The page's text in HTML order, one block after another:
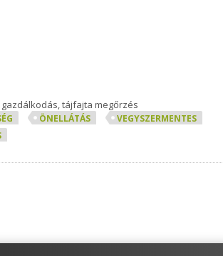
tájfajta megőrzés
ÖNELLÁTÁS
VEGYSZERMENTES